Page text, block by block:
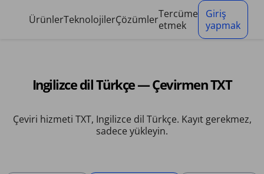
ÜrünlerTeknolojilerÇözümlerTercüme
etmek
Giriş
yapmak
Ingilizce dil Türkçe — Çevirmen TXT
Çeviri hizmeti TXT, Ingilizce dil Türkçe. Kayıt gerekmez,
sadece yükleyin.